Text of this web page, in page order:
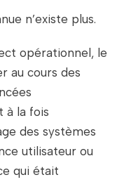
n’existe plus.
opérationnel, le
au cours des
à la fois
des systèmes
utilisateur ou
qui était